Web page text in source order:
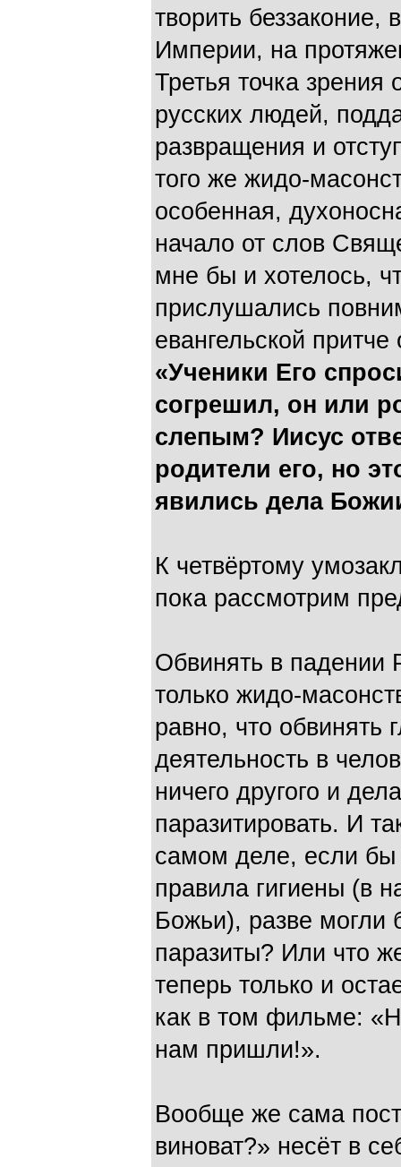
творить
Империи, на
Третья точка зрения
русских людей,
развращения и
того же жидо-
особенная,
начало от слов
мне бы и хотелось,
прислушались
евангельской
«Ученики Его
согрешил, он или
слепым? Иисус
родители его, но
явились дела
К четвёртому
пока рассмотрим
Обвинять в падении
только жидо-
равно, что обвинять
деятельность в
ничего другого и
паразитировать. И
самом деле, если бы
правила гигиены (в
Божьи), разве могли
паразиты? Или что
теперь только и
как в том фильме:
нам пришли!».
Вообще же сама
виноват?» несёт в